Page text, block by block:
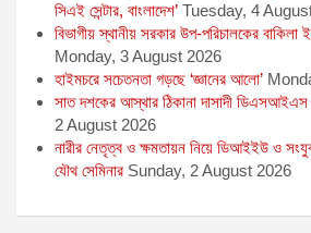
সিএই সেন্টার, বাংলাদেশ’ Tuesday, 4
বিভাগীয় স্থানীয় সরকার উপ-পরিচালকের বাকিলা
Monday, 3 August 2026
হাইমচরে সচেতনতা গড়ছে ‘জ্ঞানের আলো’
সাত দশকের আস্থার ঠিকানা দাসাদী ডিএসআইএস
2 August 2026
নারীর নেতৃত্ব ও ক্ষমতায়ন নিয়ে ডিআইইউ ও
যৌথ সেমিনার Sunday, 2 August 2026